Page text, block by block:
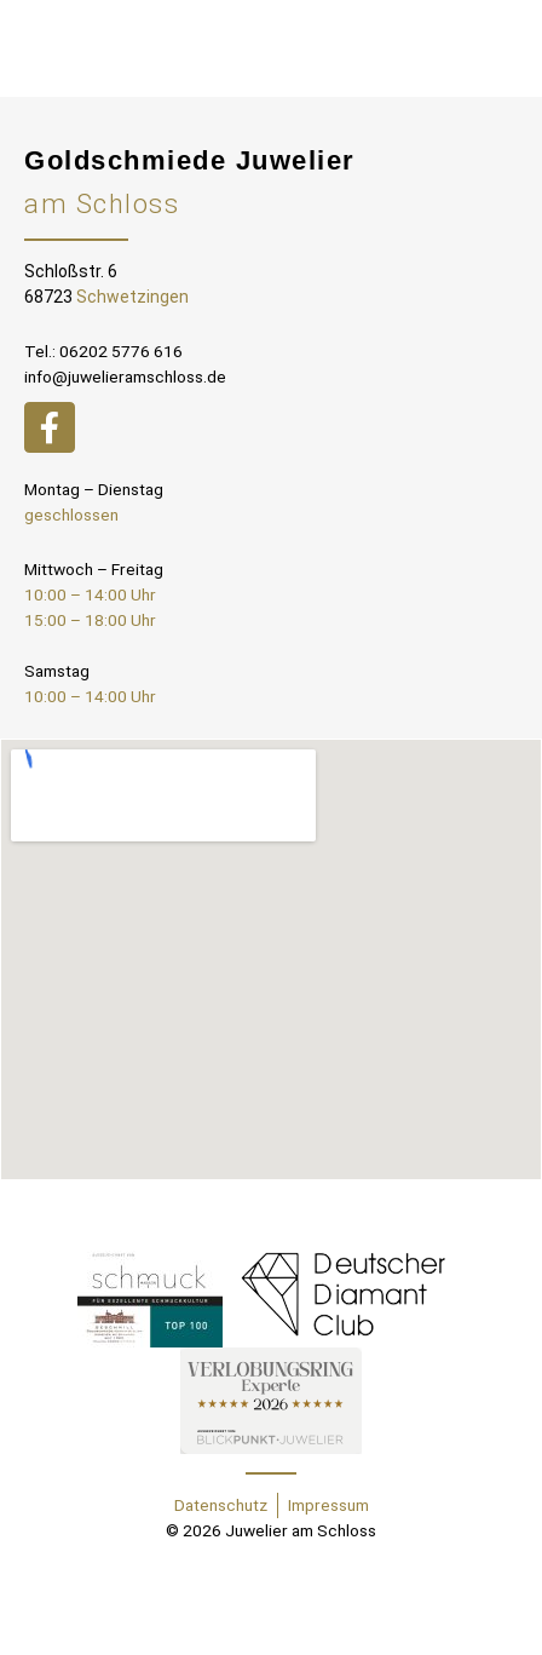
Goldschmiede Juwelier
am Schloss
Schloßstr. 6
68723 Schwetzingen
Tel.: 06202 5776 616
info@juwelieramschloss.de
Montag – Dienstag
geschlossen
Mittwoch – Freitag
10:00 – 14:00 Uhr
15:00 – 18:00 Uhr
Samstag
10:00 – 14:00 Uhr
Datenschutz
Impressum
© 2026 Juwelier am Schloss